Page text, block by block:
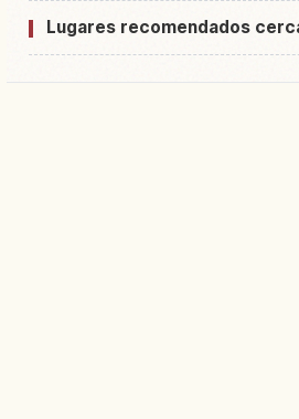
Lugares recomendados